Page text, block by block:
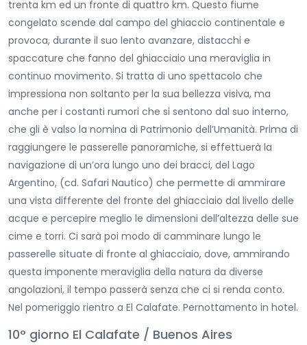
trenta km ed un fronte di quattro km. Questo fiume
congelato scende dal campo del ghiaccio continentale e
provoca, durante il suo lento avanzare, distacchi e
spaccature che fanno del ghiacciaio una meraviglia in
continuo movimento. Si tratta di uno spettacolo che
impressiona non soltanto per la sua bellezza visiva, ma
anche per i costanti rumori che si sentono dal suo interno,
che gli è valso la nomina di Patrimonio dell’Umanità. Prima di
raggiungere le passerelle panoramiche, si effettuerà la
navigazione di un’ora lungo uno dei bracci, del Lago
Argentino, (cd. Safari Nautico) che permette di ammirare
una vista differente del fronte del ghiacciaio dal livello delle
acque e percepire meglio le dimensioni dell’altezza delle sue
cime e torri. Ci sarà poi modo di camminare lungo le
passerelle situate di fronte al ghiacciaio, dove, ammirando
questa imponente meraviglia della natura da diverse
angolazioni, il tempo passerà senza che ci si renda conto.
Nel pomeriggio rientro a El Calafate. Pernottamento in hotel.
10° giorno El Calafate / Buenos Aires